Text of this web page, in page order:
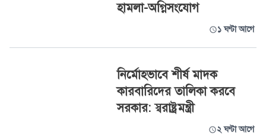
হামলা-অগ্নিসংযোগ
১ ঘণ্টা আগে
নির্মোহভাবে শীর্ষ মাদক
কারবারিদের তালিকা করবে
সরকার: স্বরাষ্ট্রমন্ত্রী
২ ঘণ্টা আগে